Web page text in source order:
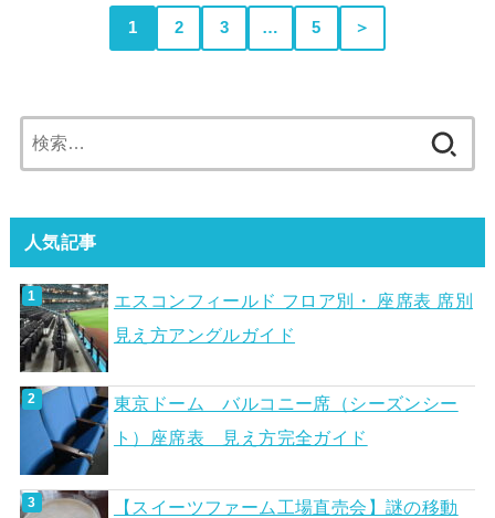
1 2 3 … 5 ＞
索:
人気記事
エスコンフィールド フロア別・ 座席表 席別
見え方アングルガイド
東京ドーム バルコニー席（シーズンシー
ト）座席表 見え方完全ガイド
【スイーツファーム工場直売会】謎の移動